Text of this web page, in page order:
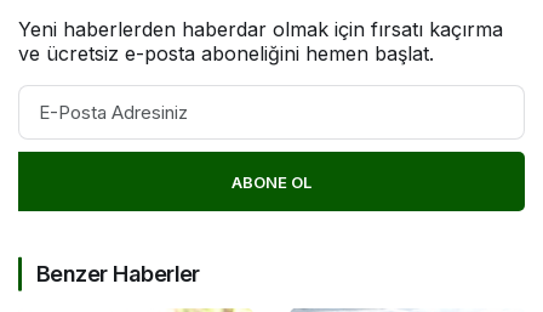
Yeni haberlerden haberdar olmak için fırsatı kaçırma
ve ücretsiz e-posta aboneliğini hemen başlat.
ABONE OL
Benzer Haberler